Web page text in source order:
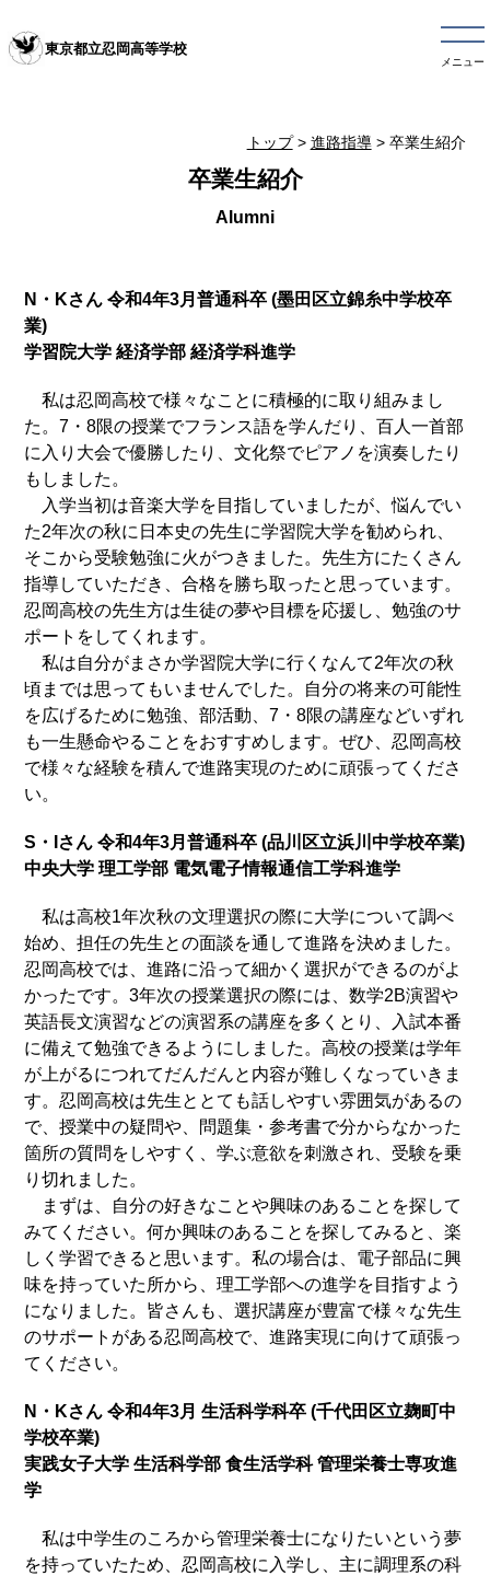
東京都立忍岡高等学校
メニュー
トップ> 進路指導> 卒業生紹介
卒業生紹介
N・Kさん 令和4年3月普通科卒 (墨田区立錦糸中学校卒
業)
学習院大学 経済学部 経済学科進学
私は忍岡高校で様々なことに積極的に取り組みまし
た。7・8限の授業でフランス語を学んだり、百人一首部
に入り大会で優勝したり、文化祭でピアノを演奏したり
もしました。
入学当初は音楽大学を目指していましたが、悩んでい
た2年次の秋に日本史の先生に学習院大学を勧められ、
そこから受験勉強に火がつきました。先生方にたくさん
指導していただき、合格を勝ち取ったと思っています。
忍岡高校の先生方は生徒の夢や目標を応援し、勉強のサ
ポートをしてくれます。
私は自分がまさか学習院大学に行くなんて2年次の秋
頃までは思ってもいませんでした。自分の将来の可能性
を広げるために勉強、部活動、7・8限の講座などいずれ
も一生懸命やることをおすすめします。ぜひ、忍岡高校
で様々な経験を積んで進路実現のために頑張ってくださ
い。
S・Iさん 令和4年3月普通科卒 (品川区立浜川中学校卒業)
中央大学 理工学部 電気電子情報通信工学科進学
私は高校1年次秋の文理選択の際に大学について調べ
始め、担任の先生との面談を通して進路を決めました。
忍岡高校では、進路に沿って細かく選択ができるのがよ
かったです。3年次の授業選択の際には、数学2B演習や
英語長文演習などの演習系の講座を多くとり、入試本番
に備えて勉強できるようにしました。高校の授業は学年
が上がるにつれてだんだんと内容が難しくなっていきま
す。忍岡高校は先生ととても話しやすい雰囲気があるの
で、授業中の疑問や、問題集・参考書で分からなかった
箇所の質問をしやすく、学ぶ意欲を刺激され、受験を乗
り切れました。
まずは、自分の好きなことや興味のあることを探して
みてください。何か興味のあることを探してみると、楽
しく学習できると思います。私の場合は、電子部品に興
味を持っていた所から、理工学部への進学を目指すよう
になりました。皆さんも、選択講座が豊富で様々な先生
のサポートがある忍岡高校で、進路実現に向けて頑張っ
てください。
N・Kさん 令和4年3月 生活科学科卒 (千代田区立麹町中
学校卒業)
実践女子大学 生活科学部 食生活学科 管理栄養士専攻進
学
私は中学生のころから管理栄養士になりたいという夢
を持っていたため、忍岡高校に入学し、主に調理系の科